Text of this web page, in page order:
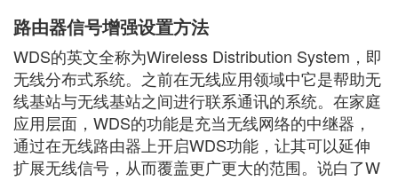
路由器信号增强设置方法
WDS的英文全称为Wireless Distribution System，即
无线分布式系统。之前在无线应用领域中它是帮助无
线基站与无线基站之间进行联系通讯的系统。在家庭
应用层面，WDS的功能是充当无线网络的中继器，
通过在无线路由器上开启WDS功能，让其可以延伸
扩展无线信号，从而覆盖更广更大的范围。说白了W